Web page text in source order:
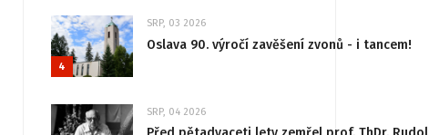
4
SRP, 03 2026
Oslava 90. výročí zavěšení zvonů - i tancem!
SRP, 04 2026